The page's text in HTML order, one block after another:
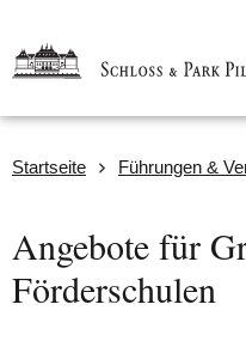
Startseite Führungen &
Angebote für
Förderschulen